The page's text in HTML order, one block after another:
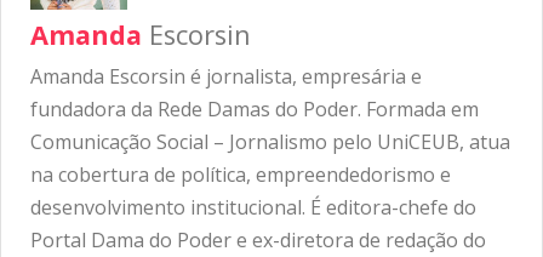
Amanda Escorsin
Amanda Escorsin é jornalista, empresária e
fundadora da Rede Damas do Poder. Formada em
Comunicação Social – Jornalismo pelo UniCEUB, atua
na cobertura de política, empreendedorismo e
desenvolvimento institucional. É editora-chefe do
Portal Dama do Poder e ex-diretora de redação do